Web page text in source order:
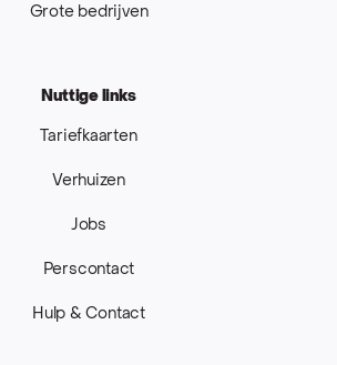
Grote bedrijven
Nuttige links
Tariefkaarten
Verhuizen
Jobs
Perscontact
Hulp & Contact